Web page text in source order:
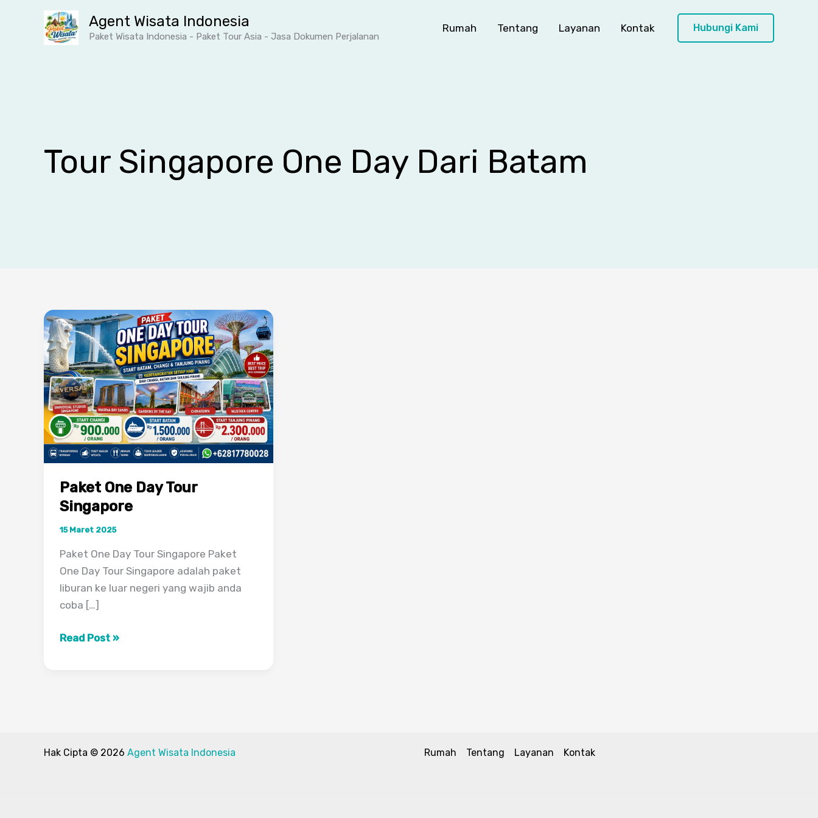
Agent Wisata Indonesia
Paket Wisata Indonesia - Paket Tour Asia - Jasa Dokumen Perjalanan
Rumah Tentang Layanan Kontak Hubungi Kami
Tour Singapore One Day Dari Batam
Paket One Day Tour
Singapore
15 Maret 2025
Paket One Day Tour Singapore Paket
One Day Tour Singapore adalah paket
liburan ke luar negeri yang wajib anda
coba […]
Paket
Read Post »
Hak Cipta © 2026 Agent Wisata Indonesia Rumah Tentang Layanan Kontak